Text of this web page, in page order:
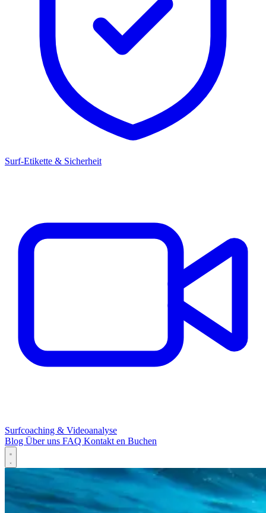
Surf-Etikette & Sicherheit
Surfcoaching & Videoanalyse
Blog Über uns FAQ Kontakten Buchen